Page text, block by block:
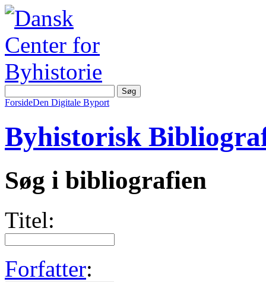
ForsideDen Digitale Byport
Byhistorisk
Søg i bibliografien
Titel:
Forfatter: